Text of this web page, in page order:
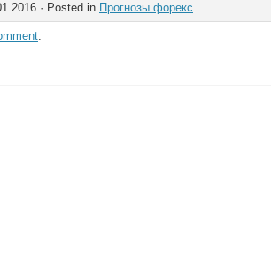
· Posted in Прогнозы форекс
.